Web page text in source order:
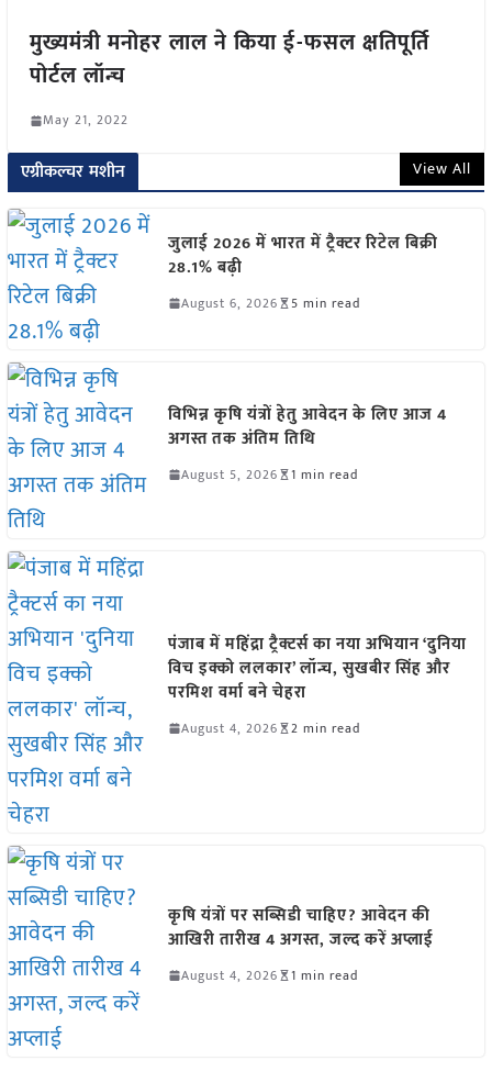
मुख्यमंत्री मनोहर लाल ने किया ई-फसल क्षतिपूर्ति
पोर्टल लॉन्च
May 21, 2022
एग्रीकल्चर मशीन View All
जुलाई 2026 में भारत में ट्रैक्टर रिटेल बिक्री
28.1% बढ़ी
August 6, 2026 5 min read
विभिन्न कृषि यंत्रों हेतु आवेदन के लिए आज 4
अगस्त तक अंतिम तिथि
August 5, 2026 1 min read
पंजाब में महिंद्रा ट्रैक्टर्स का नया अभियान ‘दुनिया
विच इक्को ललकार’ लॉन्च, सुखबीर सिंह और
परमिश वर्मा बने चेहरा
August 4, 2026 2 min read
कृषि यंत्रों पर सब्सिडी चाहिए? आवेदन की
आखिरी तारीख 4 अगस्त, जल्द करें अप्लाई
August 4, 2026 1 min read